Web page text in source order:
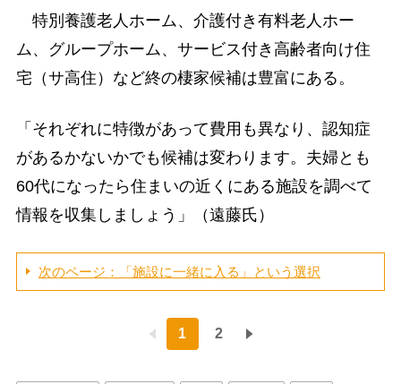
特別養護老人ホーム、介護付き有料老人ホー
ム、グループホーム、サービス付き高齢者向け住
宅（サ高住）など終の棲家候補は豊富にある。
「それぞれに特徴があって費用も異なり、認知症
があるかないかでも候補は変わります。夫婦とも
60代になったら住まいの近くにある施設を調べて
情報を収集しましょう」（遠藤氏）
次のページ：「施設に一緒に入る」という選択
1 2